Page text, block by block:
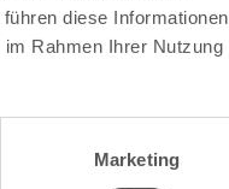
diese Informationen
Rahmen Ihrer Nutzung
Marketing